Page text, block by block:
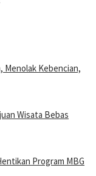
Menolak Kebencian,
Wisata Bebas
Program MBG